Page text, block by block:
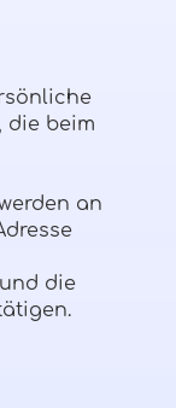
die beim
an
die